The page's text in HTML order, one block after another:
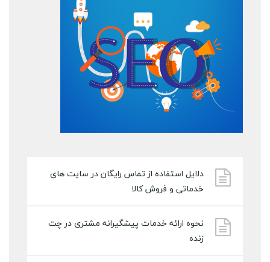
دلایل استفاده از تماس رایگان در سایت های
خدماتی و فروش کالا
نحوه ارائه خدمات پیشگیرانه مشتری در چت
زنده